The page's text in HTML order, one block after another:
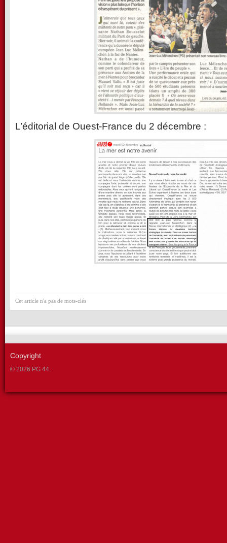
L’éditorial de Ouest-France du 2 décembre :
Cet article n'a pas de mots-clés
Copyright
© 2026 PG 44.